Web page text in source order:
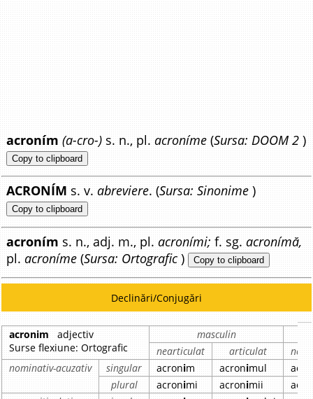
acroním (a-cro-) s. n., pl.acroníme (Sursa: DOOM 2 )
Copy to clipboard
ACRONÍM s. v.abreviere. (Sursa: Sinonime )
Copy to clipboard
acroním s. n., adj. m., pl.acroními;f. sg.acronímă,
pl.acroníme (Sursa: Ortografic ) Copy to clipboard
Declinări/Conjugări
acronim adjectiv
Surse flexiune: Ortografic
masculin
nearticulat
articulat
nominativ-acuzativ
singular acronim acronimul
plural
acronimi acronimii